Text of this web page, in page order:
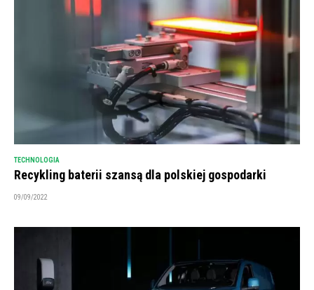
TECHNOLOGIA
Recykling baterii szansą dla polskiej gospodarki
09/09/2022